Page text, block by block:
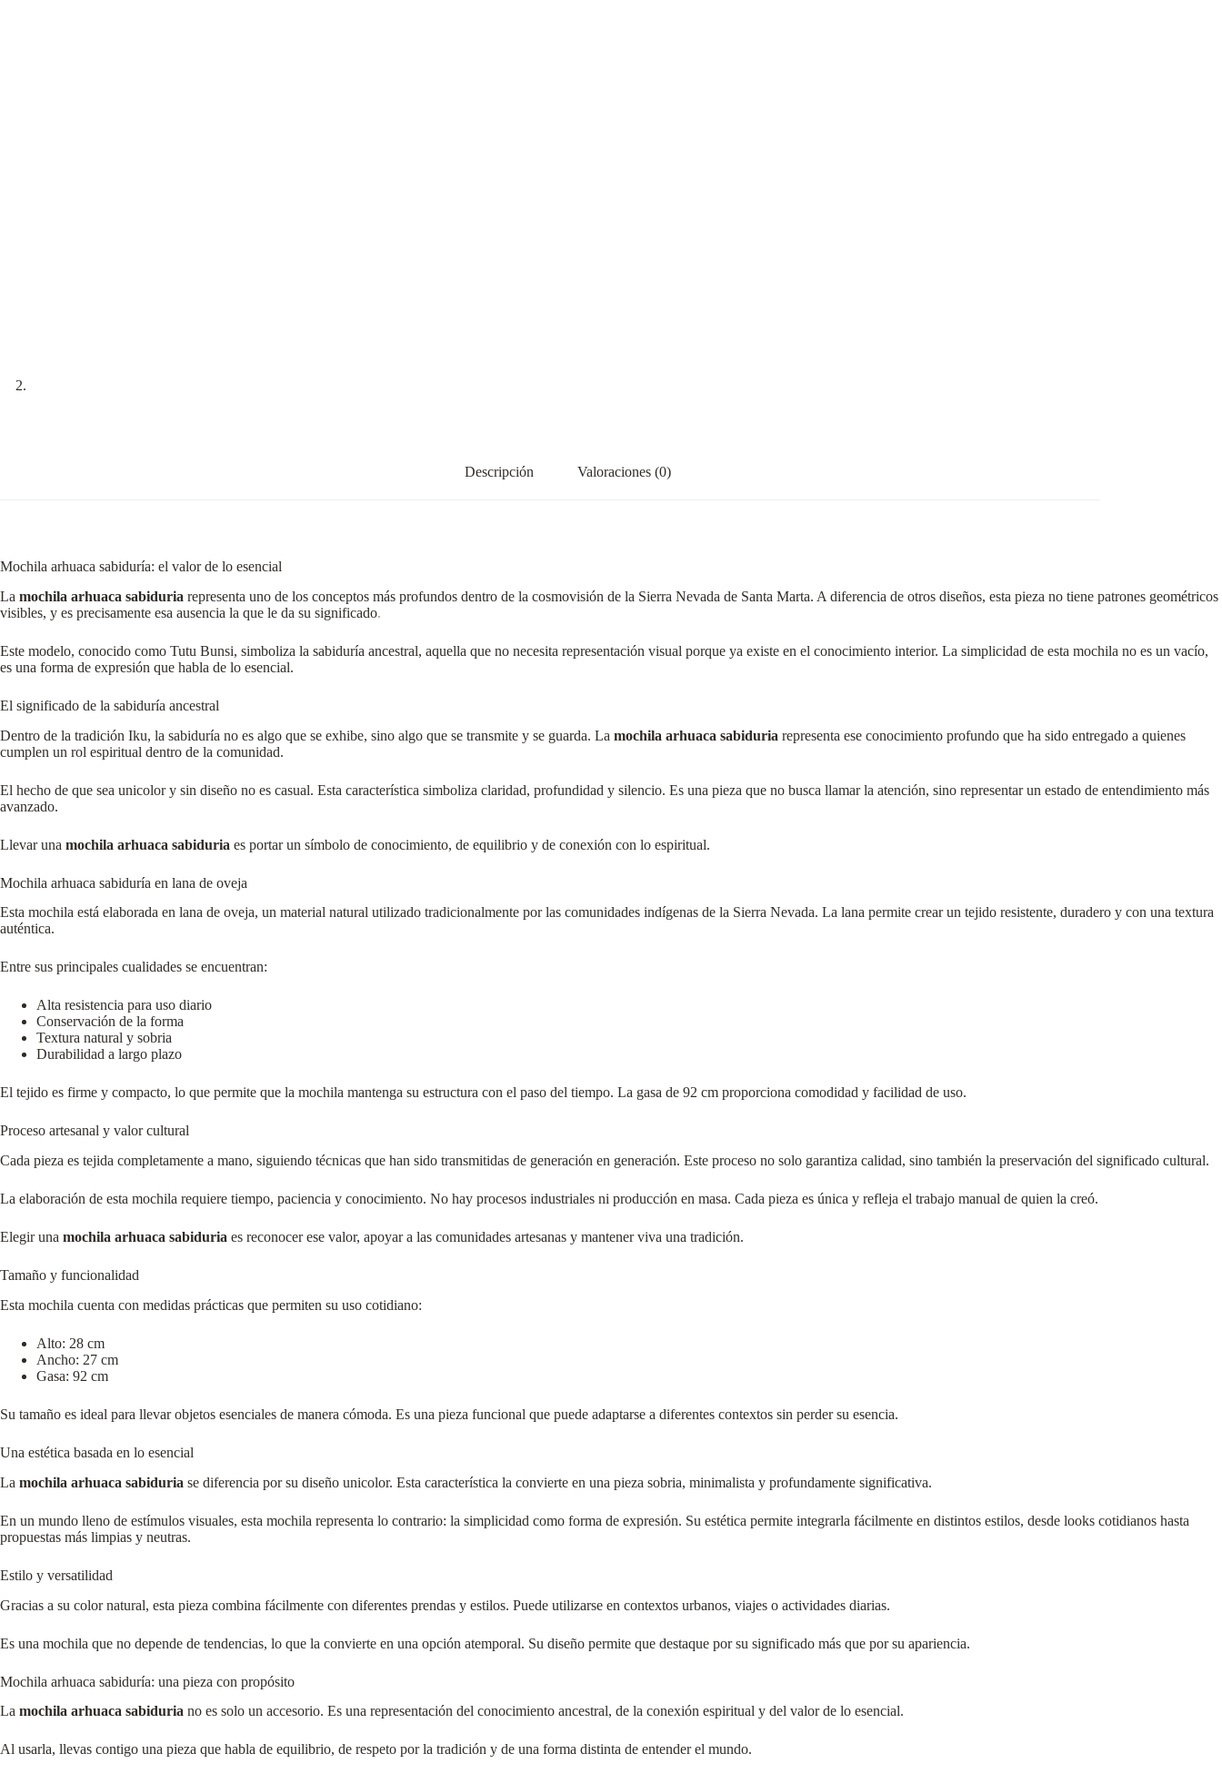
Descripción Valoraciones (0)
Mochila arhuaca sabiduría: el valor de lo esencial
La mochila arhuaca sabiduria representa uno de los conceptos más profundos dentro de la cosmovisión de la Sierra Nevada de Santa Marta. A diferencia de otros diseños, esta pieza no tiene patrones geométricos
visibles, y es precisamente esa ausencia la que le da su significado.
Este modelo, conocido como Tutu Bunsi, simboliza la sabiduría ancestral, aquella que no necesita representación visual porque ya existe en el conocimiento interior. La simplicidad de esta mochila no es un vacío,
es una forma de expresión que habla de lo esencial.
El significado de la sabiduría ancestral
Dentro de la tradición Iku, la sabiduría no es algo que se exhibe, sino algo que se transmite y se guarda. La mochila arhuaca sabiduria representa ese conocimiento profundo que ha sido entregado a quienes
cumplen un rol espiritual dentro de la comunidad.
El hecho de que sea unicolor y sin diseño no es casual. Esta característica simboliza claridad, profundidad y silencio. Es una pieza que no busca llamar la atención, sino representar un estado de entendimiento más
avanzado.
Llevar una mochila arhuaca sabiduria es portar un símbolo de conocimiento, de equilibrio y de conexión con lo espiritual.
Mochila arhuaca sabiduría en lana de oveja
Esta mochila está elaborada en lana de oveja, un material natural utilizado tradicionalmente por las comunidades indígenas de la Sierra Nevada. La lana permite crear un tejido resistente, duradero y con una textura
auténtica.
Entre sus principales cualidades se encuentran:
Alta resistencia para uso diario
Conservación de la forma
Textura natural y sobria
Durabilidad a largo plazo
El tejido es firme y compacto, lo que permite que la mochila mantenga su estructura con el paso del tiempo. La gasa de 92 cm proporciona comodidad y facilidad de uso.
Proceso artesanal y valor cultural
Cada pieza es tejida completamente a mano, siguiendo técnicas que han sido transmitidas de generación en generación. Este proceso no solo garantiza calidad, sino también la preservación del significado cultural.
La elaboración de esta mochila requiere tiempo, paciencia y conocimiento. No hay procesos industriales ni producción en masa. Cada pieza es única y refleja el trabajo manual de quien la creó.
Elegir una mochila arhuaca sabiduria es reconocer ese valor, apoyar a las comunidades artesanas y mantener viva una tradición.
Tamaño y funcionalidad
Esta mochila cuenta con medidas prácticas que permiten su uso cotidiano:
Alto: 28 cm
Ancho: 27 cm
Gasa: 92 cm
Su tamaño es ideal para llevar objetos esenciales de manera cómoda. Es una pieza funcional que puede adaptarse a diferentes contextos sin perder su esencia.
Una estética basada en lo esencial
La mochila arhuaca sabiduria se diferencia por su diseño unicolor. Esta característica la convierte en una pieza sobria, minimalista y profundamente significativa.
En un mundo lleno de estímulos visuales, esta mochila representa lo contrario: la simplicidad como forma de expresión. Su estética permite integrarla fácilmente en distintos estilos, desde looks cotidianos hasta
propuestas más limpias y neutras.
Estilo y versatilidad
Gracias a su color natural, esta pieza combina fácilmente con diferentes prendas y estilos. Puede utilizarse en contextos urbanos, viajes o actividades diarias.
Es una mochila que no depende de tendencias, lo que la convierte en una opción atemporal. Su diseño permite que destaque por su significado más que por su apariencia.
Mochila arhuaca sabiduría: una pieza con propósito
La mochila arhuaca sabiduria no es solo un accesorio. Es una representación del conocimiento ancestral, de la conexión espiritual y del valor de lo esencial.
Al usarla, llevas contigo una pieza que habla de equilibrio, de respeto por la tradición y de una forma distinta de entender el mundo.